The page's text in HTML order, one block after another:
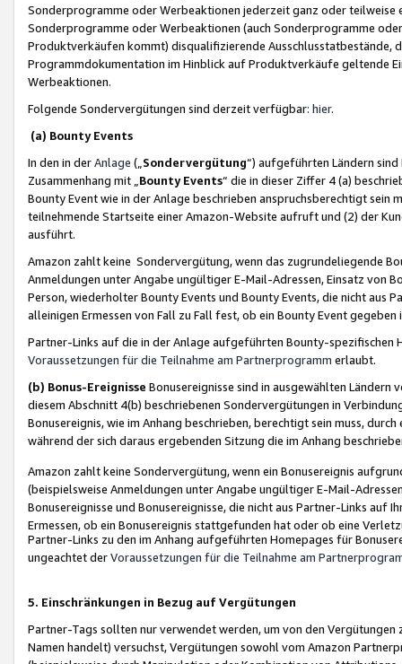
Sonderprogramme oder Werbeaktionen jederzeit ganz oder
Sonderprogramme oder Werbeaktionen (auch Sonderprogramme
Produktverkäufen kommt) disqualifizierende Ausschlusstatbestände,
Programmdokumentation im Hinblick auf Produktverkäufe geltende
Werbeaktionen.
Folgende Sondervergütungen sind derzeit verfügbar: hier.
(a) Bounty Events
In den in derAnlage („ Sondervergütung“) aufgeführten Ländern
Zusammenhang mit „ Bounty Events“ die in dieser Ziffer 4 (a)
Bounty Event wie in der Anlage beschrieben anspruchsberechtigt sein
teilnehmende Startseite einer Amazon-Website aufruft und (2) der
ausführt.
Amazon zahlt keine Sondervergütung, wenn das zugrundeliegende
Anmeldungen unter Angabe ungültiger E-Mail-Adressen, Einsatz von
Person, wiederholter Bounty Events und Bounty Events, die nicht
alleinigen Ermessen von Fall zu Fall fest, ob ein Bounty Event
Partner-Links auf die in der Anlage aufgeführten Bounty-spezifischen
Voraussetzungen für die Teilnahme am Partnerprogramm erlaubt.
(b) Bonus-Ereignisse Bonusereignisse sind in ausgewählten Ländern
diesem Abschnitt 4(b) beschriebenen Sondervergütungen in
Bonusereignis, wie im Anhang beschrieben, berechtigt sein muss,
während der sich daraus ergebenden Sitzung die im Anhang
Amazon zahlt keine Sondervergütung, wenn ein Bonusereignis
(beispielsweise Anmeldungen unter Angabe ungültiger E-Mail-
Bonusereignisse und Bonusereignisse, die nicht aus Partner-Links auf
Ermessen, ob ein Bonusereignis stattgefunden hat oder ob eine
Partner-Links zu den im Anhang aufgeführten Homepages für
ungeachtet derVoraussetzungen für die Teilnahme am
5. Einschränkungen in Bezug auf Vergütungen
Partner-Tags sollten nur verwendet werden, um von den
Namen handelt) versuchst, Vergütungen sowohl vom Amazon